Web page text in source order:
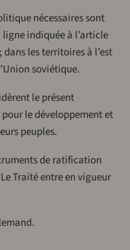
nécessaires sont
ligne indiquée à l’article
les territoires à l’est
soviétique.
le présent
le développement et
peuples.
de ratification
Traité entre en vigueur